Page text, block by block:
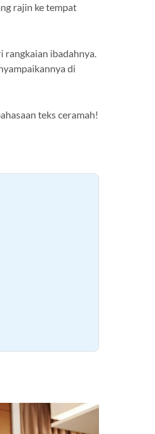
rajin ke tempat
rangkaian ibadahnya.
di
teks ceramah!